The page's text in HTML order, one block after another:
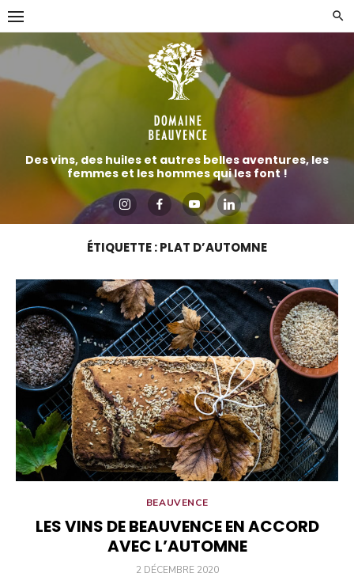
Aller
directement
au
contenu
Des vins, des huiles et autres belles aventures, les
femmes et les hommes qui les font !
ÉTIQUETTE :PLAT D’AUTOMNE
BEAUVENCE
LES VINS DE BEAUVENCE EN ACCORD
AVEC L’AUTOMNE
PUBLIÉ
2 DÉCEMBRE 2020